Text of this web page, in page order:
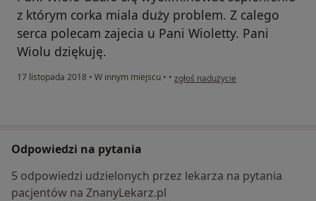
z którym corka miala duży problem. Z calego
serca polecam zajecia u Pani Wioletty. Pani
Wiolu dziękuję.
17 listopada 2018 • W innym miejscu • • w opinii użytkownika Konto zostało
zgłoś nadużycie
Odpowiedzi na pytania
5 odpowiedzi udzielonych przez lekarza na pytania
pacjentów na ZnanyLekarz.pl